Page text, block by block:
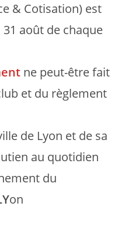
& Cotisation) est
août de chaque
ne peut-être fait
et du règlement
de Lyon et de sa
au quotidien
du
on